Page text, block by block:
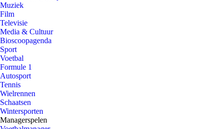
Muziek
Film
Televisie
Media & Cultuur
Bioscoopagenda
Sport
Voetbal
Formule 1
Autosport
Tennis
Wielrennen
Schaatsen
Wintersporten
Managerspelen